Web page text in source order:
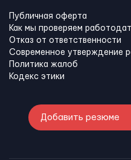
Публичная оферта
Как мы проверяем
Отказ от ответственности
Современное утверждение
Политика жалоб
Кодекс этики
Добавить резюме